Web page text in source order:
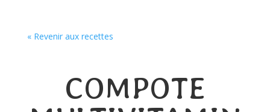
« Revenir aux recettes
COMPOTE